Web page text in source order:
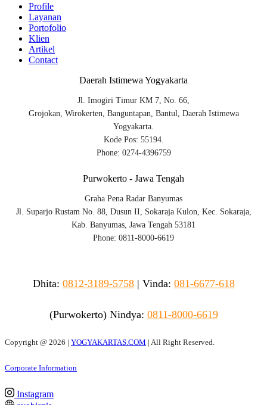
Profile
Layanan
Portofolio
Klien
Artikel
Contact
Daerah Istimewa Yogyakarta
Jl. Imogiri Timur KM 7, No. 66,
Grojokan, Wirokerten, Banguntapan, Bantul, Daerah Istimewa
Yogyakarta.
Kode Pos: 55194.
Phone: 0274-4396759
Purwokerto - Jawa Tengah
Graha Pena Radar Banyumas
Jl. Suparjo Rustam No. 88, Dusun II, Sokaraja Kulon, Kec. Sokaraja,
Kab. Banyumas, Jawa Tengah 53181
Phone: 0811-8000-6619
Dhita: 0812-3189-5758| Vinda: 081-6677-618
(Purwokerto) Nindya: 0811-8000-6619
Copyright @ 2026 | YOGYAKARTAS.COM | All Right Reserved.
Corporate Information
Instagram